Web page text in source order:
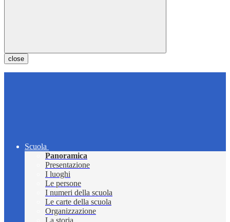
close
Scuola
Panoramica
Presentazione
I luoghi
Le persone
I numeri della scuola
Le carte della scuola
Organizzazione